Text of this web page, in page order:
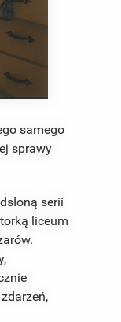
samego
sprawy
serii
liceum